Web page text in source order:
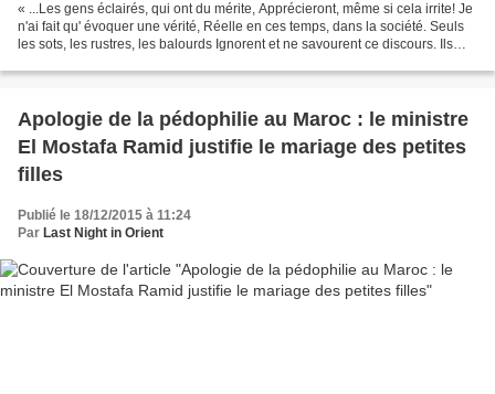
« ...Les gens éclairés, qui ont du mérite, Apprécieront, même si cela irrite! Je
n'ai fait qu' évoquer une vérité, Réelle en ces temps, dans la société. Seuls
les sots, les rustres, les balourds Ignorent et ne savourent ce discours. Ils
Apologie de la pédophilie au Maroc : le ministre
El Mostafa Ramid justifie le mariage des petites
filles
Publié le 18/12/2015 à 11:24
Par Last Night in Orient